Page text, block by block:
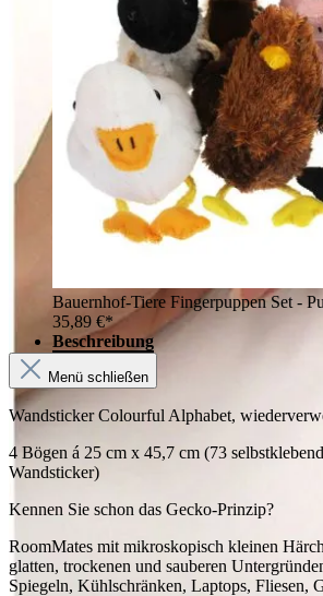
Bauernhof-Tiere Fingerpuppen Set -
35,89 €*
Beschreibung
Menü schließen
Wandsticker Colourful Alphabet,
4 Bögen á 25 cm x 45,7 cm (73
Wandsticker)
Kennen Sie schon das Gecko-Prinzip?
RoomMates mit mikroskopisch kleinen
glatten, trockenen und sauberen
Spiegeln, Kühlschränken, Laptops, Fliesen,